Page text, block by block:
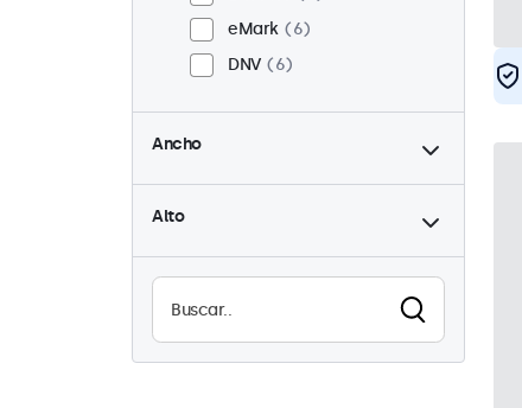
eMark
6
DNV
6
Ancho
Alto